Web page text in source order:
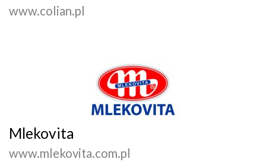
www.colian.pl
Mlekovita
www.mlekovita.com.pl